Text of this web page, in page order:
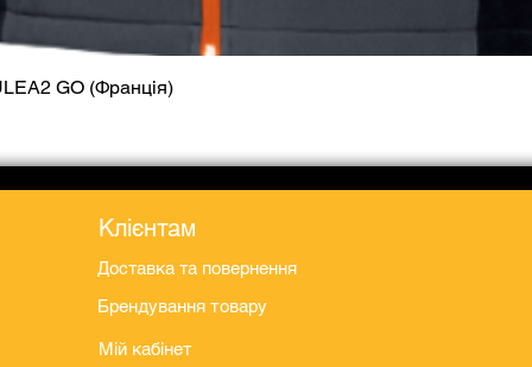
GO (Франція)
Клієнтам
Доставка та повернення
Брендування товару
Мій кабінет